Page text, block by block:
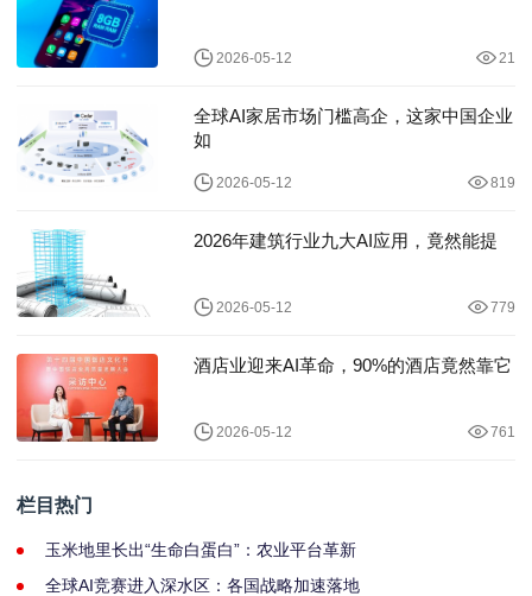
2026-05-12 21
全球AI家居市场门槛高企，这家中国企业
如
2026-05-12 819
2026年建筑行业九大AI应用，竟然能提
2026-05-12 779
酒店业迎来AI革命，90%的酒店竟然靠它
2026-05-12 761
栏目热门
玉米地里长出“生命白蛋白”：农业平台革新
全球AI竞赛进入深水区：各国战略加速落地